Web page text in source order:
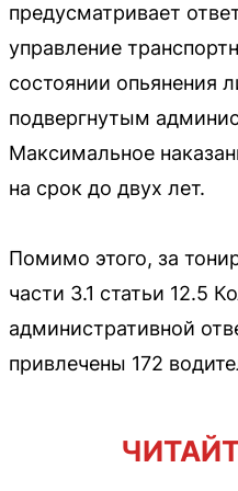
предусматривает
управление
состоянии опьянения
подвергнутым
Максимальное
на срок до двух лет.
Помимо этого, за
части 3.1 статьи 12.5
административной
привлечены 172